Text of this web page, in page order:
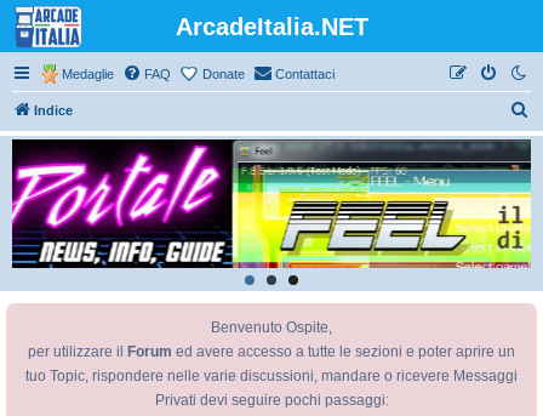
ArcadeItalia.NET
Medaglie FAQ Donate Contattaci
Indice
e
r
c
a
Benvenuto Ospite,
per utilizzare il
Forum ed avere accesso a tutte le sezioni e poter aprire un
tuo Topic, rispondere nelle varie discussioni, mandare o ricevere Messaggi
Privati devi seguire pochi passaggi: